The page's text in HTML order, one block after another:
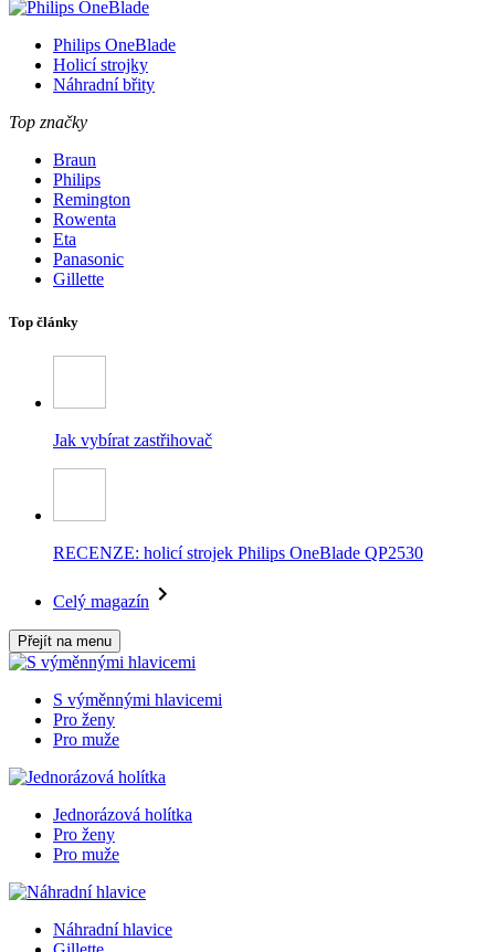
Philips OneBlade
Holicí strojky
Náhradní břity
Top značky
Braun
Philips
Remington
Rowenta
Eta
Panasonic
Gillette
Top články
Jak vybírat zastřihovač
RECENZE: holicí strojek Philips OneBlade QP2530
Celý magazín
Přejít na menu
S výměnnými hlavicemi
Pro ženy
Pro muže
Jednorázová holítka
Pro ženy
Pro muže
Náhradní hlavice